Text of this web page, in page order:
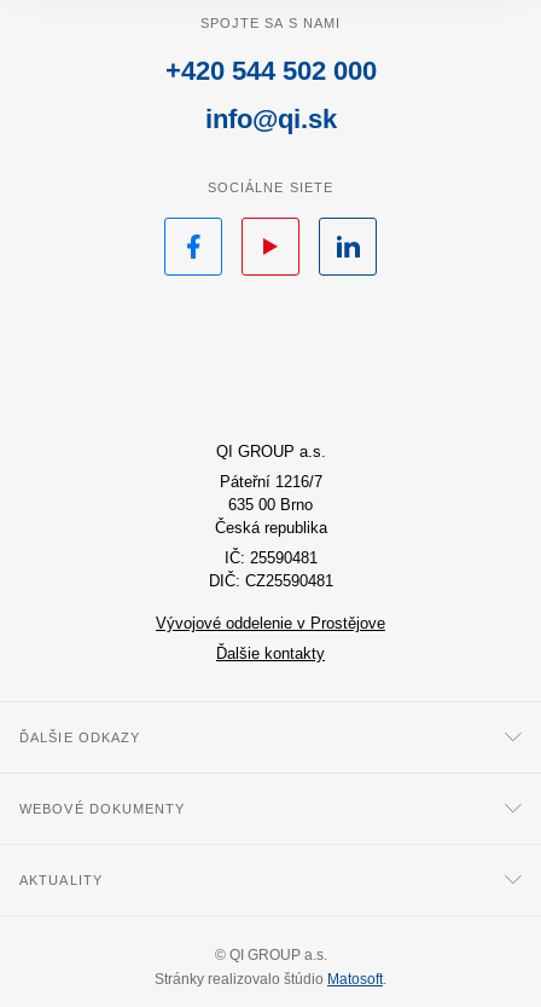
QI GROUP a.s.
Páteřní 1216/7
635 00 Brno
Česká republika
IČ: 25590481
DIČ: CZ25590481
Vývojové oddelenie v Prostějove
Ďalšie kontakty
SPOJTE SA S NAMI
+420 544 502 000
info@qi.sk
SOCIÁLNE SIETE
ĎALŠIE ODKAZY
WEBOVÉ DOKUMENTY
AKTUALITY
©QI GROUP a.s.
Stránky realizovalo štúdio Matosoft.